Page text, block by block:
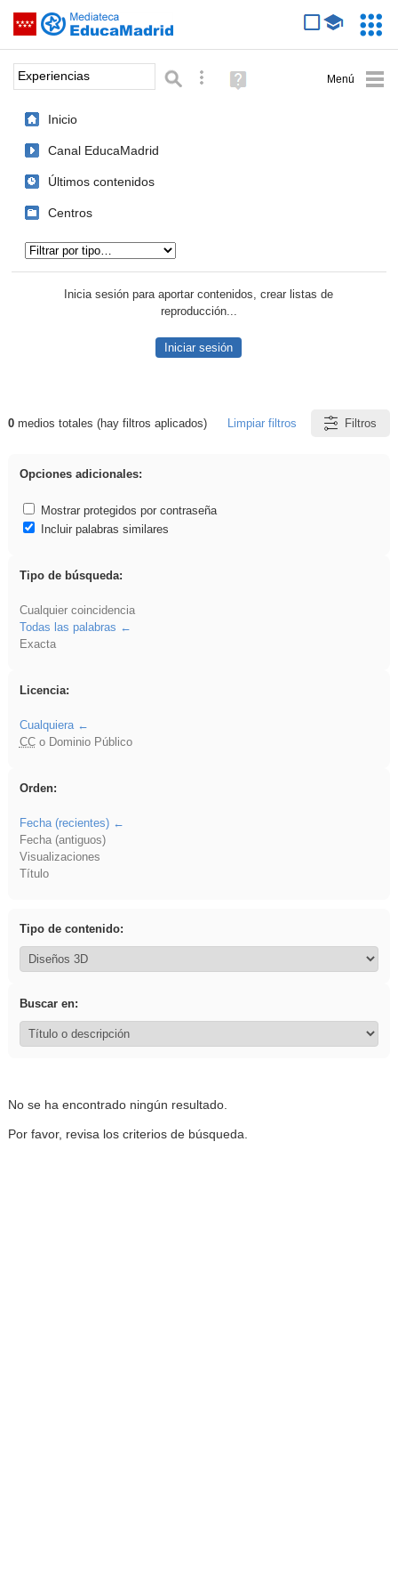
Saltar navegación
Palabra o frase: Búsqueda avanzada
Ayuda
(en
Inicio
Canal EducaMadrid
Últimos contenidos
Centros
Inicia sesión para aportar contenidos, crear listas de
reproducción...
Iniciar sesión
Resultados de: Experiencias
0medios totales (hay filtros aplicados) Limpiar filtros Filtros
Opciones adicionales:
Mostrar protegidos por contraseña
Incluir palabras similares
Tipo de búsqueda:
Cualquier coincidencia
Todas las palabras
Exacta
Licencia:
Cualquiera
CCo Dominio Público
Orden:
Fecha (recientes)
Fecha (antiguos)
Visualizaciones
Título
Tipo de contenido:
Buscar en:
No se ha encontrado ningún resultado.
Por favor, revisa los criterios de búsqueda.